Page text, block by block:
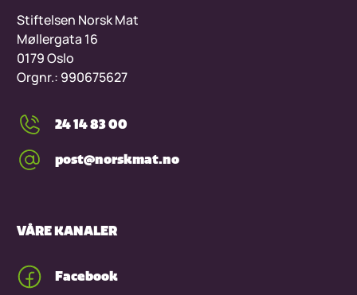
Stiftelsen Norsk Mat
Møllergata 16
0179 Oslo
Orgnr.: 990675627
24 14 83 00
post@norskmat.no
VÅRE KANALER
Facebook